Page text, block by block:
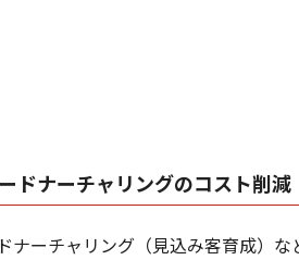
ドナーチャリングのコスト削減
ナーチャリング（見込み客育成）